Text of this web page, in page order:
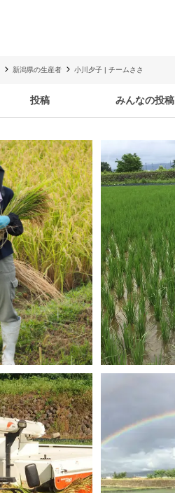
新潟県の生産者 小川夕子 | チームささ
投稿 みんなの投稿